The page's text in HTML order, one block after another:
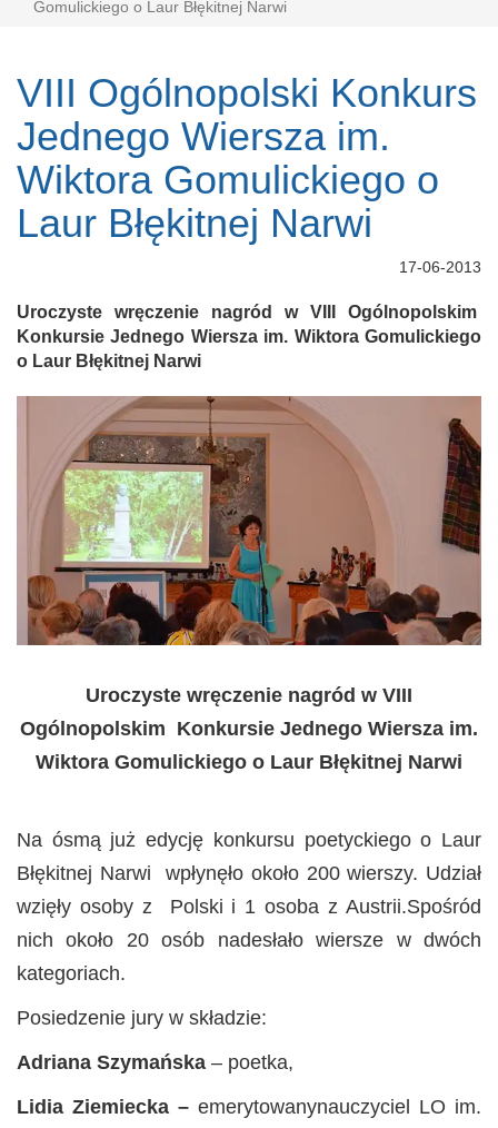
Gomulickiego o Laur Błękitnej Narwi
VIII Ogólnopolski Konkurs
Jednego Wiersza im.
Wiktora Gomulickiego o
Laur Błękitnej Narwi
17-06-2013
Uroczyste wręczenie nagród w VIII Ogólnopolskim
Konkursie Jednego Wiersza im. Wiktora Gomulickiego
o Laur Błękitnej Narwi
Uroczyste wręczenie nagród w VIII
Ogólnopolskim Konkursie Jednego Wiersza im.
Wiktora Gomulickiego o Laur Błękitnej Narwi
Na ósmą już edycję konkursu poetyckiego o Laur
Błękitnej Narwi wpłynęło około 200 wierszy. Udział
wzięły osoby z Polski i 1 osoba z Austrii.Spośród
nich około 20 osób nadesłało wiersze w dwóch
kategoriach.
Posiedzenie jury w składzie:
Adriana Szymańska – poetka,
Lidia Ziemiecka – emerytowanynauczyciel LO im.